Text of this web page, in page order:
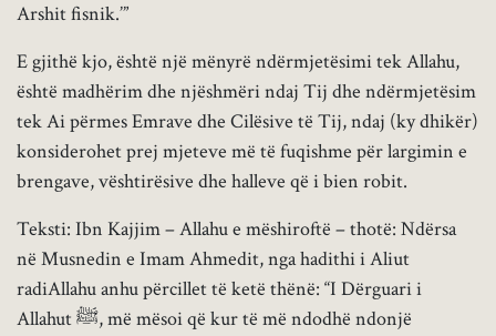
Arshit fisnik.’”
E gjithë kjo, është një mënyrë ndërmjetësimi tek Allahu,
është madhërim dhe njëshmëri ndaj Tij dhe ndërmjetësim
tek Ai përmes Emrave dhe Cilësive të Tij, ndaj (ky dhikër)
konsiderohet prej mjeteve më të fuqishme për largimin e
brengave, vështirësive dhe halleve që i bien robit.
Teksti: Ibn Kajjim – Allahu e mëshiroftë – thotë: Ndërsa
në Musnedin e Imam Ahmedit, nga hadithi i Aliut
radiAllahu anhu përcillet të ketë thënë: “I Dërguari i
Allahut ﷺ, më mësoi që kur të më ndodhë ndonjë